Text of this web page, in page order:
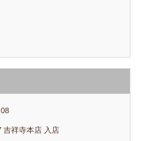
吉祥寺本店 入店